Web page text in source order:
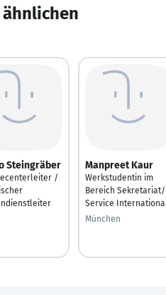
Steingräber
/
Manpreet Kaur
Werkstudentin im
Bereich
Service
München